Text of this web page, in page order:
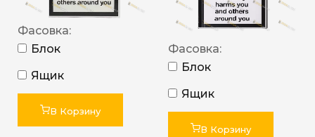
Фасовка:
Блок
Ящик
В Корзину
Фасовка:
Блок
Ящик
В Корзину